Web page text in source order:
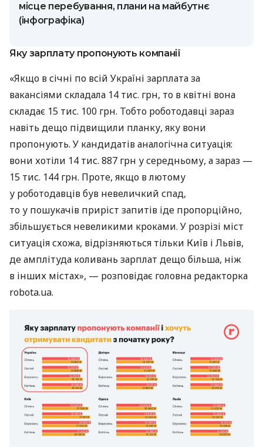
місце перебування, плани на майбутнє
(інфографіка)
Яку зарплату пропонують компанії
«Якщо в січні по всій Україні зарплата за
вакансіями складала 14 тис. грн, то в квітні вона
складає 15 тис. 100 грн. Тобто роботодавці зараз
навіть дещо підвищили планку, яку вони
пропонують. У кандидатів аналогічна ситуація:
вони хотіли 14 тис. 887 грн у середньому, а зараз —
15 тис. 144 грн. Проте, якщо в лютому
у роботодавців був невеличкий спад,
то у пошукачів приріст запитів іде пропорційно,
збільшується невеликими кроками. У розрізі міст
ситуація схожа, відрізняються тільки Київ і Львів,
де амплітуда коливань зарплат дещо більша, ніж
в інших містах», — розповідає головна редакторка
robota.ua.